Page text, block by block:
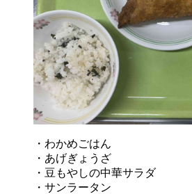
・わかめごはん
・あげぎょうざ
・豆もやしの中華サラダ
・サンラータン